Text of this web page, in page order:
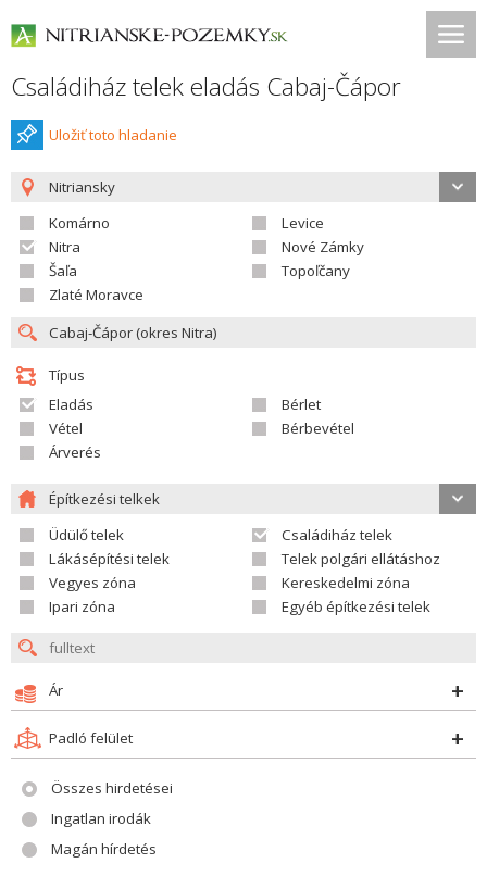
Családiház telek eladás Cabaj-Čápor
Uložiť toto hladanie
Nitriansky
Komárno
Levice
Nitra
Nové Zámky
Šaľa
Topoľčany
Zlaté Moravce
Típus
Eladás
Bérlet
Vétel
Bérbevétel
Árverés
Építkezési telkek
Üdülő telek
Családiház telek
Lákásépítési telek
Telek polgári ellátáshoz
Vegyes zóna
Kereskedelmi zóna
Ipari zóna
Egyéb építkezési telek
Ár
Padló felület
Összes hirdetései
Ingatlan irodák
Magán hírdetés